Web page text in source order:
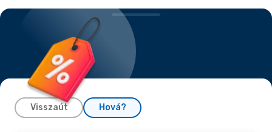
Visszaút Hová?